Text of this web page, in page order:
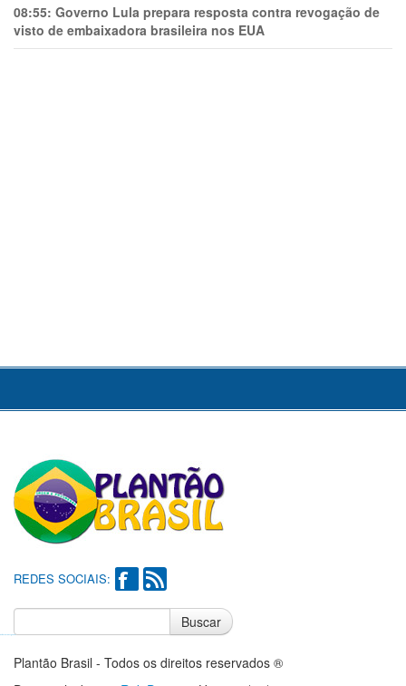
08:55: Governo Lula prepara resposta contra revogação de
visto de embaixadora brasileira nos EUA
REDES SOCIAIS:
Buscar
Plantão Brasil - Todos os direitos reservados ®